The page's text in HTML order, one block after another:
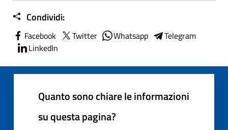
Condividi:
Facebook Twitter Whatsapp
Telegram
LinkedIn
Quanto sono chiare le informazioni
su questa pagina?